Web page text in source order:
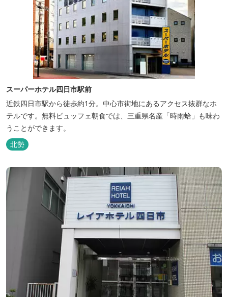
スーパーホテル四日市駅前
近鉄四日市駅から徒歩約1分。中心市街地にあるアクセス抜群なホ
テルです。無料ビュッフェ朝食では、三重県名産「時雨蛤」も味わ
うことができます。
北勢